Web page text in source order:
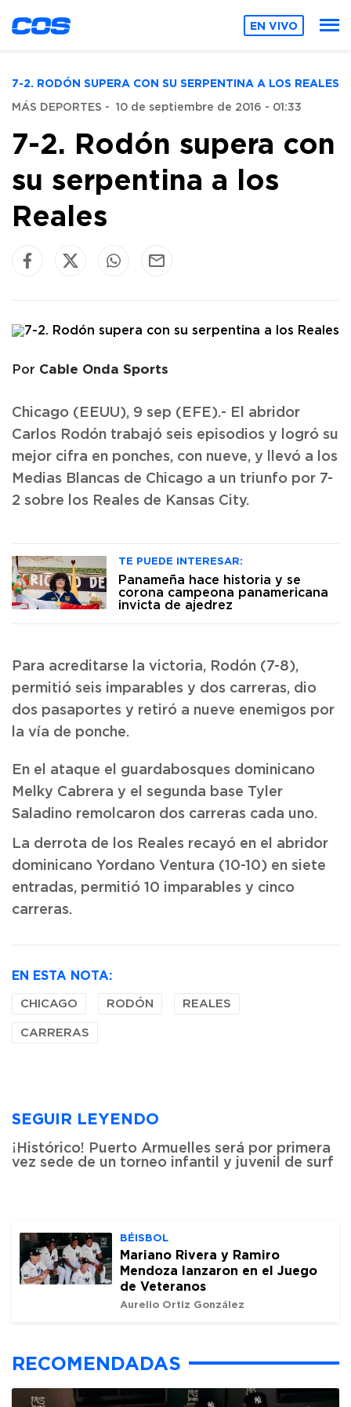
EN VIVO
7-2. RODÓN SUPERA CON SU SERPENTINA A LOS REALES
MÁS DEPORTES - 10 de septiembre de 2016 - 01:33
7-2. Rodón supera con
su serpentina a los
Reales
Por Cable Onda Sports
Chicago (EEUU), 9 sep (EFE).- El abridor
Carlos Rodón trabajó seis episodios y logró su
mejor cifra en ponches, con nueve, y llevó a los
Medias Blancas de Chicago a un triunfo por 7-
2 sobre los Reales de Kansas City.
TE PUEDE INTERESAR:
Panameña hace historia y se
corona campeona panamericana
invicta de ajedrez
Para acreditarse la victoria, Rodón (7-8),
permitió seis imparables y dos carreras, dio
dos pasaportes y retiró a nueve enemigos por
la vía de ponche.
En el ataque el guardabosques dominicano
Melky Cabrera y el segunda base Tyler
Saladino remolcaron dos carreras cada uno.
La derrota de los Reales recayó en el abridor
dominicano Yordano Ventura (10-10) en siete
entradas, permitió 10 imparables y cinco
carreras.
EN ESTA NOTA:
CHICAGO RODÓN REALES
CARRERAS
SEGUIR LEYENDO
¡Histórico! Puerto Armuelles será por primera
vez sede de un torneo infantil y juvenil de surf
BÉISBOL
Mariano Rivera y Ramiro
Mendoza lanzaron en el Juego
de Veteranos
Aurelio Ortiz González
RECOMENDADAS